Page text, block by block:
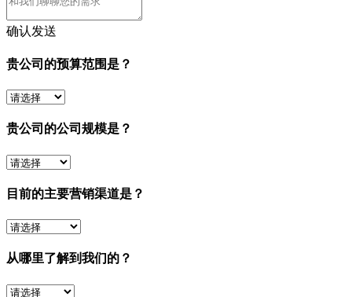
确认发送
贵公司的预算范围是？
贵公司的公司规模是？
目前的主要营销渠道是？
从哪里了解到我们的？